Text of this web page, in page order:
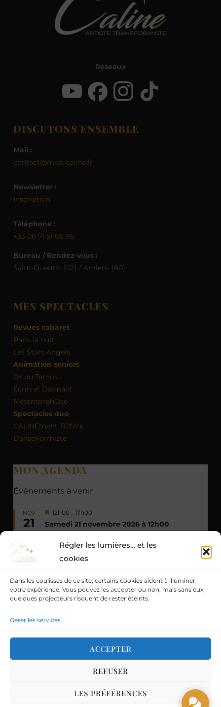
Régler les lumières… et les
cookies
Dans les coulisses de ce site, certains cookies aident à illuminer
votre expérience. Vous pouvez les accepter ou non, mais sans eux,
quelques projecteurs risquent de rester éteints.
Gérer les services
ACCEPTER
REFUSER
LES PRÉFÉRENCES
Réseaux
DISCUTONS ENSEMBLE
Mail :
contact@miss-caline.fr
Newsletter :
Inscription
Téléphone :
+33 06 71 51 68 96
Bureau / Rendez-vous :
Saint-Quentin (02) / Amiens (80)
MES SPECTACLES
Revues cabaret
Paris la nuit
Les Stars Angels
Animation seniors
Or du Temps
Écrin et Diamant
MétamorphOse
Spectacles duo
CALINEment TONYk
DanseFormiste
MON AGENDA
Évènements à venir
NOV
21
M
s
t
12h00 - 17h00
Samedi 21 novembre 2026 à 12h00
Voir le calendrier
Politique de cookies (UE)
Quand la scène devient magie
Miss Caline - Artiste transformiste professionnel
© 2026 – Tous droits réservés. Toute reproduction
interdite.
Miss Caline